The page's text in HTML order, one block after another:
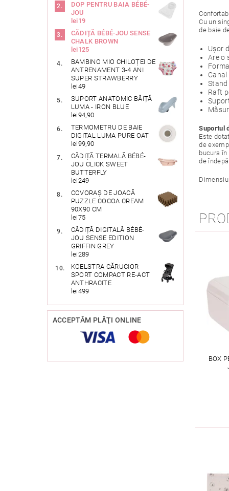
DOP PENTRU BAIA BÉBÉ-
JOU
lei19
CĂDIȚĂ BÉBÉ-JOU SENSE
CHALK BROWN
lei125
BAMBINO MIO CHILOȚEI DE
ANTRENAMENT 3-4 ANI
SUPER STRAWBERRY
lei49
SUPORT ANATOMIC BĂIȚĂ
LUMA - IRON BLUE
lei94,90
TERMOMETRU DE BAIE
DIGITAL LUMA PURE OAT
lei99,90
CĂDIȚĂ TERMALĂ BÉBÉ-
JOU CLICK SWEET
BUTTERFLY
lei249
COVORAȘ DE JOACĂ
PUZZLE COCOA CREAM
90X90 CM
lei75
CĂDIȚĂ DIGITALĂ BÉBÉ-
JOU SENSE EDITION
GRIFFIN GREY
lei289
KOELSTRA CĂRUCIOR
SPORT COMPACT RE-ACT
ANTHRACITE
lei499
ACCEPTĂM PLĂŢI ONLINE
Cu un
de baie
Ușor
Are o
Raft
Suportul
Este
de
bucura
de
BOX